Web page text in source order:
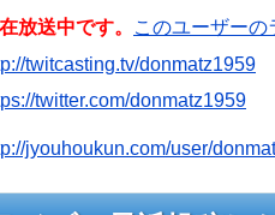
放送中です。
このユーザー
twitcasting.tv/donmatz1959
twitter.com/donmatz1959
jyouhoukun.com/user/